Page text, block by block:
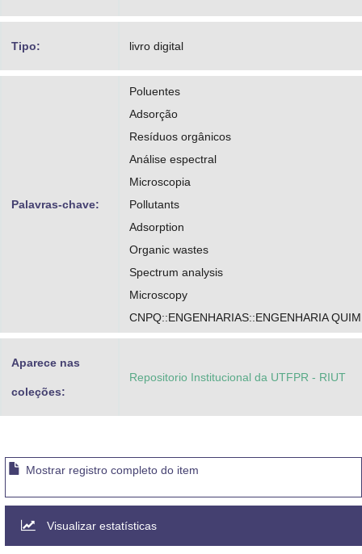
Tipo: livro digital
Palavras-chave:
Poluentes
Adsorção
Resíduos orgânicos
Análise espectral
Microscopia
Pollutants
Adsorption
Organic wastes
Spectrum analysis
Microscopy
CNPQ::ENGENHARIAS::ENGENHARIA
Aparece nas
coleções:
Repositorio Institucional da UTFPR - RIUT
Mostrar registro completo do item
Visualizar estatísticas